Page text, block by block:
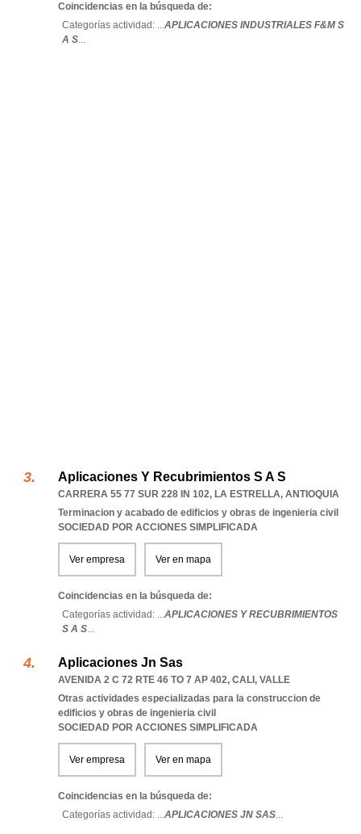
Coincidencias en la búsqueda de:
Categorías actividad: ...APLICACIONES INDUSTRIALES F&M S
A S...
Aplicaciones Y Recubrimientos S A S
CARRERA 55 77 SUR 228 IN 102, LA ESTRELLA, ANTIOQUIA
Terminacion y acabado de edificios y obras de ingenieria civil
SOCIEDAD POR ACCIONES SIMPLIFICADA
Ver empresa Ver en mapa
Coincidencias en la búsqueda de:
Categorías actividad: ...APLICACIONES Y RECUBRIMIENTOS
S A S...
Aplicaciones Jn Sas
AVENIDA 2 C 72 RTE 46 TO 7 AP 402, CALI , VALLE
Otras actividades especializadas para la construccion de
edificios y obras de ingenieria civil
SOCIEDAD POR ACCIONES SIMPLIFICADA
Ver empresa Ver en mapa
Coincidencias en la búsqueda de:
Categorías actividad: ...APLICACIONES JN SAS...